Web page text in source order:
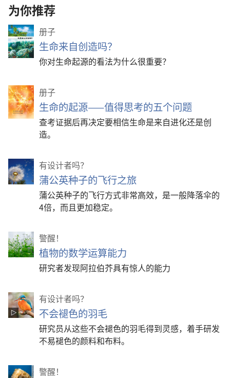
为你推荐
册子
生命来自创造吗？
你对生命起源的看法为什么很重要？
册子
生命的起源——值得思考的五个问题
查考证据后再决定要相信生命是来自进化还是创
造。
有设计者吗？
蒲公英种子的飞行之旅
蒲公英种子的飞行方式非常高效，是一般降落伞的
4倍，而且更加稳定。
警醒！
植物的数学运算能力
研究者发现阿拉伯芥具有惊人的能力
有设计者吗？
不会褪色的羽毛
研究员从这些不会褪色的羽毛得到灵感，着手研发
不易褪色的颜料和布料。
警醒！